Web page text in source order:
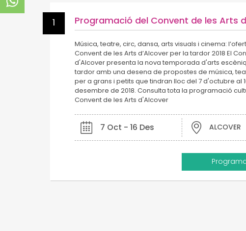
1 Programació del Convent de les Arts
Música, teatre, circ, dansa, arts visuals i cinema:
Convent de les Arts d’Alcover per la tardor 2018 El
d'Alcover presenta la nova temporada d'arts
tardor amb una desena de propostes de música,
per a grans i petits que tindran lloc del 7 d'octubre al
desembre de 2018. Consulta tota la programació
Convent de les Arts d'Alcover
7 Oct - 16 Des ALCOVER